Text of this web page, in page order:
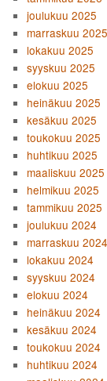
joulukuu 2025
marraskuu 2025
lokakuu 2025
syyskuu 2025
elokuu 2025
heinäkuu 2025
kesäkuu 2025
toukokuu 2025
huhtikuu 2025
maaliskuu 2025
helmikuu 2025
tammikuu 2025
joulukuu 2024
marraskuu 2024
lokakuu 2024
syyskuu 2024
elokuu 2024
heinäkuu 2024
kesäkuu 2024
toukokuu 2024
huhtikuu 2024